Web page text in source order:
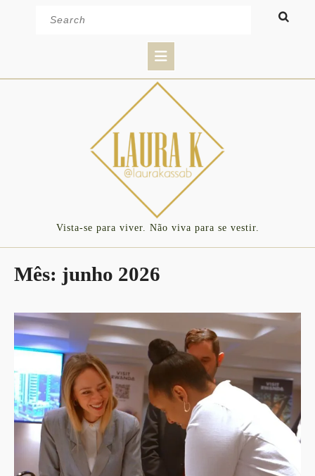
Button
Vista-se para viver. Não viva para se vestir.
Mês: junho 2026